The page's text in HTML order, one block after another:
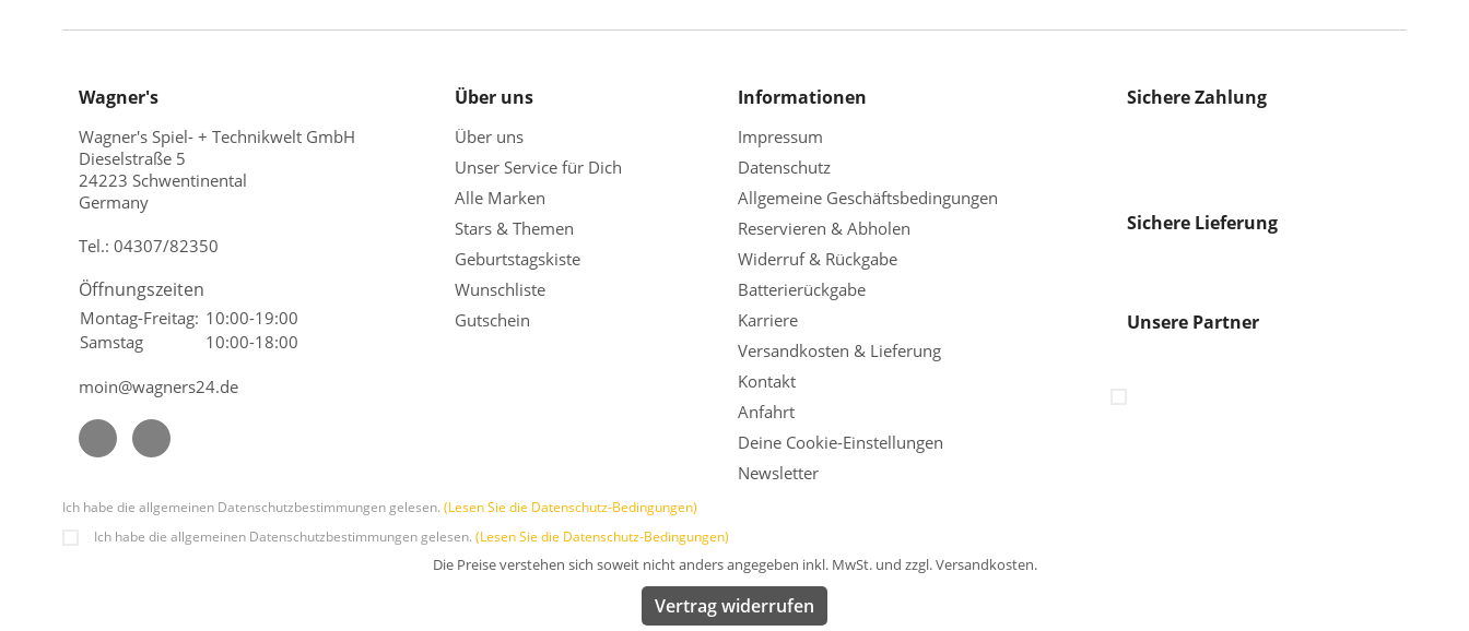
Wagner's
Wagner's Spiel- + Technikwelt GmbH
Dieselstraße 5
24223 Schwentinental
Germany
Tel.: 04307/82350
Öffnungszeiten
Montag-Freitag: 10:00-19:00
Samstag
10:00-18:00
moin@wagners24.de
Über uns
Über uns
Unser Service für Dich
Alle Marken
Stars & Themen
Geburtstagskiste
Wunschliste
Gutschein
Informationen
Impressum
Datenschutz
Allgemeine Geschäftsbedingungen
Reservieren & Abholen
Widerruf & Rückgabe
Batterierückgabe
Karriere
Versandkosten & Lieferung
Kontakt
Anfahrt
Deine Cookie-Einstellungen
Newsletter
Sichere Zahlung
Sichere Lieferung
Unsere Partner
Ich habe die allgemeinen Datenschutzbestimmungen gelesen. (Lesen Sie die Datenschutz-Bedingungen)
Ich habe die allgemeinen Datenschutzbestimmungen gelesen. (Lesen Sie die Datenschutz-Bedingungen)
Die Preise verstehen sich soweit nicht anders angegeben inkl. MwSt. und zzgl. Versandkosten.
Vertrag widerrufen